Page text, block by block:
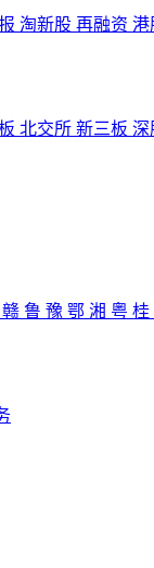
淘新股 再融资
北交所 新三板
赣 鲁 豫 鄂 湘 粤 桂